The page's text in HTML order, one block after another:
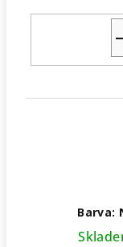
Barva: